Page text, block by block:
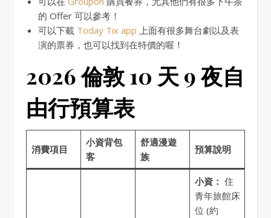
的 Offer 可以參考！
可以下載 Today Tix app 上面有很多舞台劇以及表
演的票券，也可以找到在特價的喔！
2026 倫敦 10 天 9 夜自
由行預算表
消費項目
小資背包
客
舒適漫遊
族
預算說明
小資： 住
青年旅館床
位 (約